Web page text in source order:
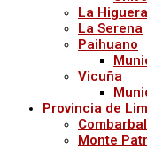
La Higuera
La Serena
Paihuano
Vicuña
Provincia de
Monte